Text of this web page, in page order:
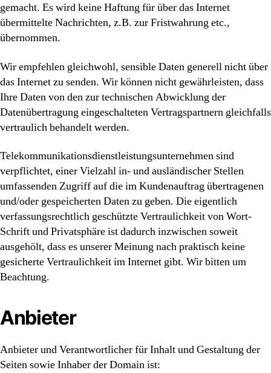
gemacht. Es wird keine Haftung für über das Internet
übermittelte Nachrichten, z.B. zur Fristwahrung etc.,
übernommen.
Wir empfehlen gleichwohl, sensible Daten generell nicht über
das Internet zu senden. Wir können nicht gewährleisten, dass
Ihre Daten von den zur technischen Abwicklung der
Datenübertragung eingeschalteten Vertragspartnern gleichfalls
vertraulich behandelt werden.
Telekommunikationsdienstleistungsunternehmen sind
verpflichtet, einer Vielzahl in- und ausländischer Stellen
umfassenden Zugriff auf die im Kundenauftrag übertragenen
und/oder gespeicherten Daten zu geben. Die eigentlich
verfassungsrechtlich geschützte Vertraulichkeit von Wort-
Schrift und Privatsphäre ist dadurch inzwischen soweit
ausgehölt, dass es unserer Meinung nach praktisch keine
gesicherte Vertraulichkeit im Internet gibt. Wir bitten um
Beachtung.
Anbieter
Anbieter und Verantwortlicher für Inhalt und Gestaltung der
Seiten sowie Inhaber der Domain ist: